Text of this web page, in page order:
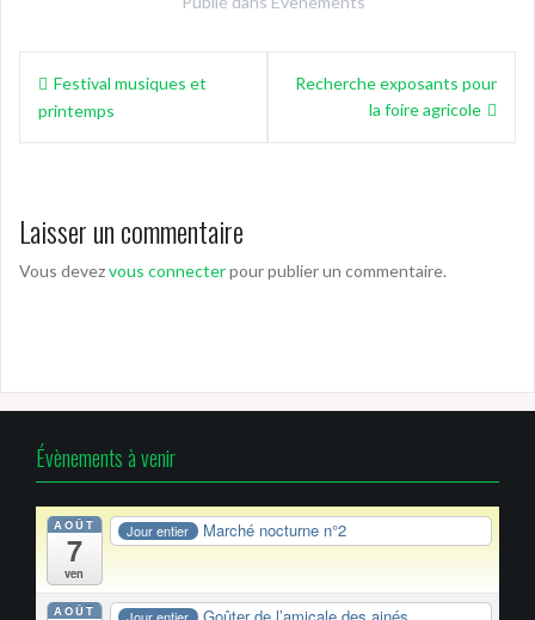
Navigation
de Festival musiques et
printemps
Recherche exposants pour
la foire agricole
Laisser un commentaire
Vous devezvous connecterpour publier un commentaire.
Évènements à venir
AOÛT
7
ven
Jour entier Marché nocturne n°2
AOÛT Jour entier